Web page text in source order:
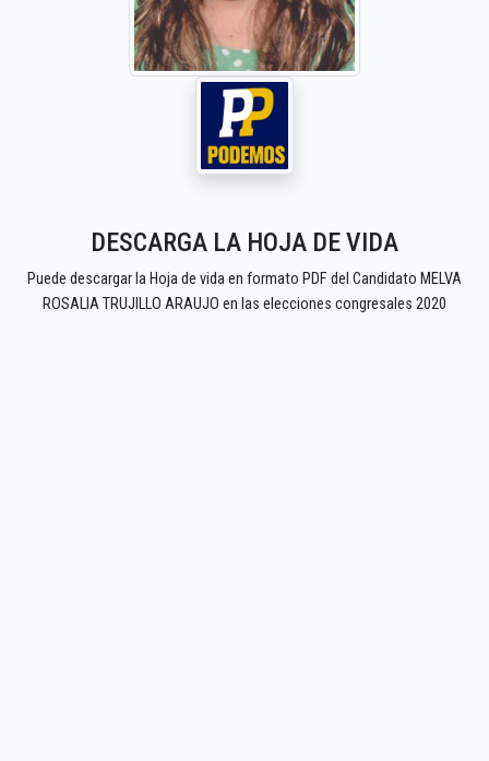
DESCARGA LA HOJA DE VIDA
Puede descargar la Hoja de vida en formato PDF del Candidato MELVA
ROSALIA TRUJILLO ARAUJO en las elecciones congresales 2020